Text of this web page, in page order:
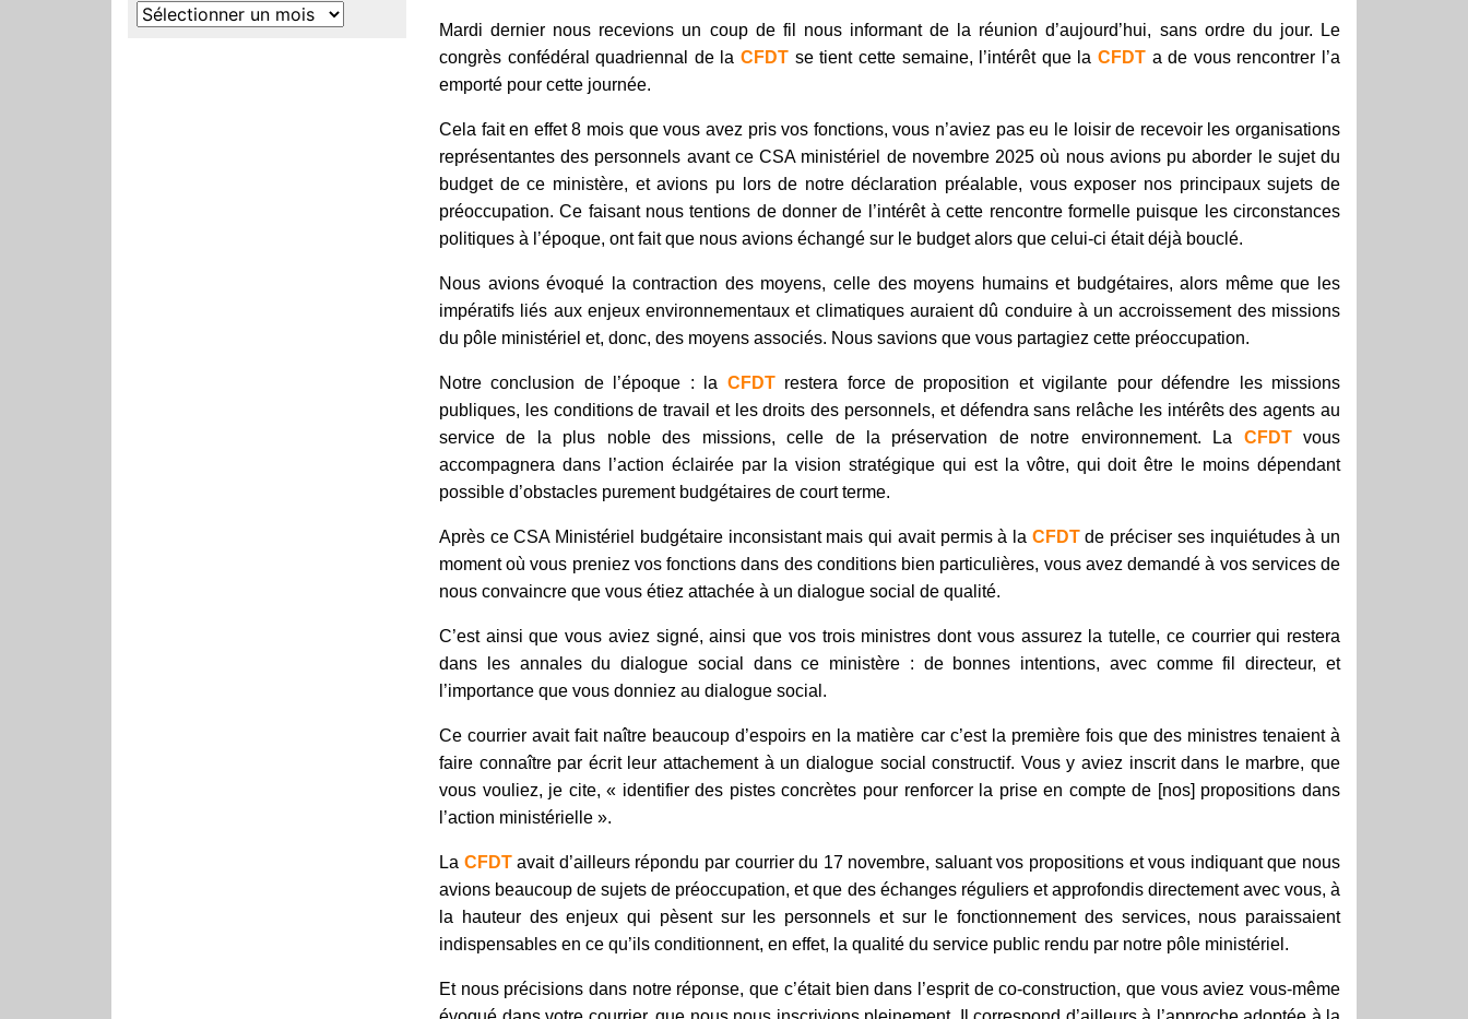
Archives
Mardi dernier nous recevions un coup de fil nous informant de la réunion d’aujourd’hui, sans ordre du jour. Le
congrès confédéral quadriennal de laCFDT se tient cette semaine, l’intérêt que la CFDTa de vous rencontrer l’a
emporté pour cette journée.
Cela fait en effet 8 mois que vous avez pris vos fonctions, vous n’aviez pas eu le loisir de recevoir les organisations
représentantes des personnels avant ce CSA ministériel de novembre 2025 où nous avions pu aborder le sujet du
budget de ce ministère, et avions pu lors de notre déclaration préalable, vous exposer nos principaux sujets de
préoccupation. Ce faisant nous tentions de donner de l’intérêt à cette rencontre formelle puisque les circonstances
politiques à l’époque, ont fait que nous avions échangé sur le budget alors que celui-ci était déjà bouclé.
Nous avions évoqué la contraction des moyens, celle des moyens humains et budgétaires, alors même que les
impératifs liés aux enjeux environnementaux et climatiques auraient dû conduire à un accroissement des missions
du pôle ministériel et, donc, des moyens associés. Nous savions que vous partagiez cette préoccupation.
Notre conclusion de l’époque : la CFDTrestera force de proposition et vigilante pour défendre les missions
publiques, les conditions de travail et les droits des personnels, et défendra sans relâche les intérêts des agents au
service de la plus noble des missions, celle de la préservation de notre environnement. La CFDTvous
accompagnera dans l’action éclairée par la vision stratégique qui est la vôtre, qui doit être le moins dépendant
possible d’obstacles purement budgétaires de court terme.
Après ce CSA Ministériel budgétaire inconsistant mais qui avait permis à la CFDTde préciser ses inquiétudes à un
moment où vous preniez vos fonctions dans des conditions bien particulières, vous avez demandé à vos services de
nous convaincre que vous étiez attachée à un dialogue social de qualité.
C’est ainsi que vous aviez signé, ainsi que vos trois ministres dont vous assurez la tutelle, ce courrier qui restera
dans les annales du dialogue social dans ce ministère : de bonnes intentions, avec comme fil directeur, et
l’importance que vous donniez au dialogue social.
Ce courrier avait fait naître beaucoup d’espoirs en la matière car c’est la première fois que des ministres tenaient à
faire connaître par écrit leur attachement à un dialogue social constructif. Vous y aviez inscrit dans le marbre, que
vous vouliez, je cite, « identifier des pistes concrètes pour renforcer la prise en compte de [nos] propositions dans
l’action ministérielle ».
La CFDTavait d’ailleurs répondu par courrier du 17 novembre, saluant vos propositions et vous indiquant que nous
avions beaucoup de sujets de préoccupation, et que des échanges réguliers et approfondis directement avec vous, à
la hauteur des enjeux qui pèsent sur les personnels et sur le fonctionnement des services, nous paraissaient
indispensables en ce qu’ils conditionnent, en effet, la qualité du service public rendu par notre pôle ministériel.
Et nous précisions dans notre réponse, que c’était bien dans l’esprit de co-construction, que vous aviez vous-même